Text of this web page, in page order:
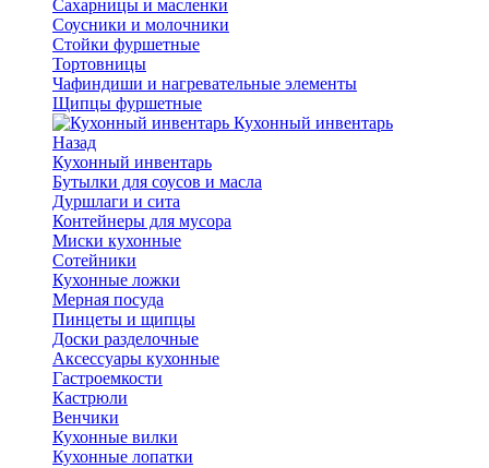
Сахарницы и масленки
Соусники и молочники
Стойки фуршетные
Тортовницы
Чафиндиши и нагревательные элементы
Щипцы фуршетные
Кухонный инвентарь
Назад
Кухонный инвентарь
Бутылки для соусов и масла
Дуршлаги и сита
Контейнеры для мусора
Миски кухонные
Сотейники
Кухонные ложки
Мерная посуда
Пинцеты и щипцы
Доски разделочные
Аксессуары кухонные
Гастроемкости
Кастрюли
Венчики
Кухонные вилки
Кухонные лопатки